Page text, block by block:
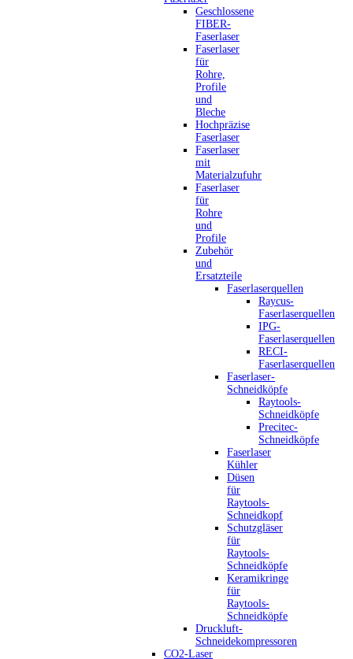
Geschlossene
FIBER-
Faserlaser
Faserlaser
für
Rohre,
Profile
und
Bleche
Hochpräzise
Faserlaser
Faserlaser
mit
Materialzufuhr
Faserlaser
für
Rohre
und
Profile
Zubehör
und
Ersatzteile
Faserlaserquellen
Raycus-
Faserlaserquellen
IPG-
Faserlaserquellen
RECI-
Faserlaserquellen
Faserlaser-
Schneidköpfe
Raytools-
Schneidköpfe
Precitec-
Schneidköpfe
Faserlaser
Kühler
Düsen
für
Raytools-
Schneidkopf
Schutzgläser
für
Raytools-
Schneidköpfe
Keramikringe
für
Raytools-
Schneidköpfe
Druckluft-
Schneidekompressoren
CO2-Laser